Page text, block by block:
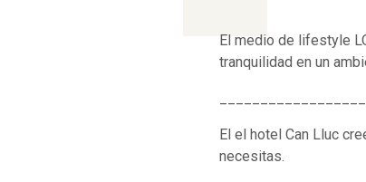
El medio de lifestyle
tranquilidad en un
El el hotel Can Lluc
necesitas.